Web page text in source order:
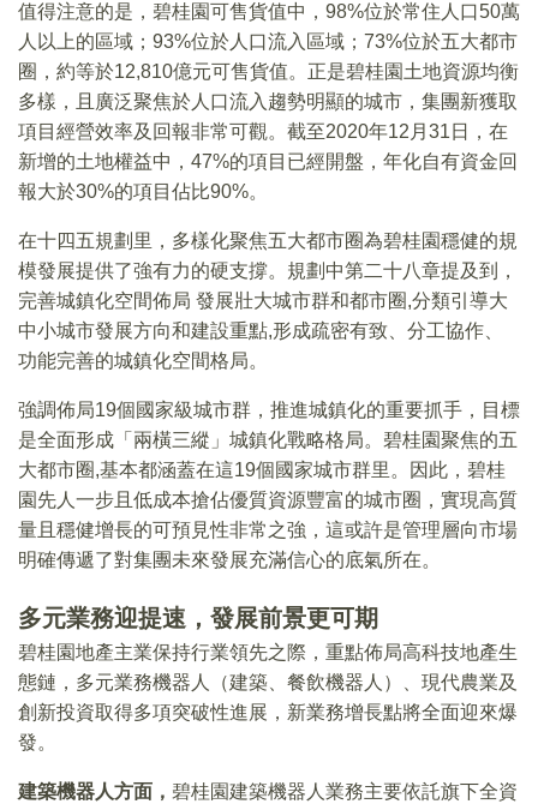
值得注意的是，碧桂園可售貨值中，98%位於常住人口50萬
人以上的區域；93%位於人口流入區域；73%位於五大都市
圈，約等於12,810億元可售貨值。正是碧桂園土地資源均衡
多樣，且廣泛聚焦於人口流入趨勢明顯的城市，集團新獲取
項目經營效率及回報非常可觀。截至2020年12月31日，在
新增的土地權益中，47%的項目已經開盤，年化自有資金回
報大於30%的項目佔比90%。
在十四五規劃里，多樣化聚焦五大都市圈為碧桂園穩健的規
模發展提供了強有力的硬支撐。規劃中第二十八章提及到，
完善城鎮化空間佈局 發展壯大城市群和都市圈,分類引導大
中小城市發展方向和建設重點,形成疏密有致、分工協作、
功能完善的城鎮化空間格局。
強調佈局19個國家級城市群，推進城鎮化的重要抓手，目標
是全面形成「兩橫三縱」城鎮化戰略格局。碧桂園聚焦的五
大都市圈,基本都涵蓋在這19個國家城市群里。因此，碧桂
園先人一步且低成本搶佔優質資源豐富的城市圈，實現高質
量且穩健增長的可預見性非常之強，這或許是管理層向市場
明確傳遞了對集團未來發展充滿信心的底氣所在。
多元業務迎提速，發展前景更可期
碧桂園地產主業保持行業領先之際，重點佈局高科技地產生
態鏈，多元業務機器人（建築、餐飲機器人）、現代農業及
創新投資取得多項突破性進展，新業務增長點將全面迎來爆
發。
建築機器人方面， 碧桂園建築機器人業務主要依託旗下全資